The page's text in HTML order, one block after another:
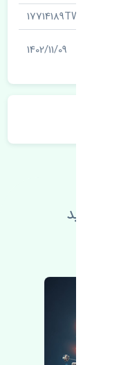
17714189TW
1402/11/09
بالا ببرید